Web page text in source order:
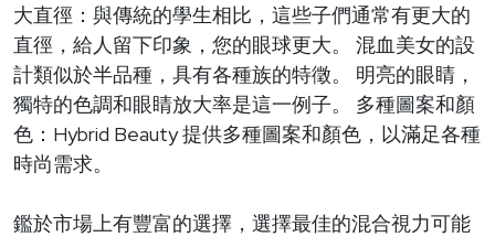
大直徑：與傳統的學生相比，這些子們通常有更大的
直徑，給人留下印象，您的眼球更大。 混血美女的設
計類似於半品種，具有各種族的特徵。 明亮的眼睛，
獨特的色調和眼睛放大率是這一例子。 多種圖案和顏
色：Hybrid Beauty 提供多種圖案和顏色，以滿足各種
時尚需求。
鑑於市場上有豐富的選擇，選擇最佳的混合視力可能